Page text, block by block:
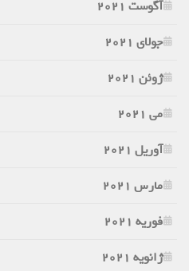
آگوست 2021
جولای 2021
ژوئن 2021
می 2021
آوریل 2021
مارس 2021
فوریه 2021
ژانویه 2021